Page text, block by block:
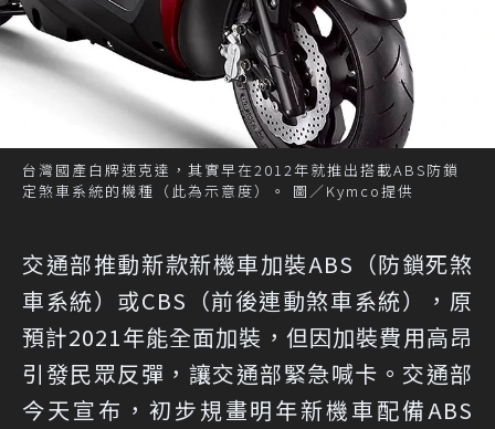
台灣國產白牌速克達，其實早在2012年就推出搭載ABS防鎖
定煞車系統的機種（此為示意度）。 圖／Kymco提供
交通部推動新款新機車加裝ABS（防鎖死煞
車系統）或CBS（前後連動煞車系統），原
預計2021年能全面加裝，但因加裝費用高昂
引發民眾反彈，讓交通部緊急喊卡。交通部
今天宣布，初步規畫明年新機車配備ABS